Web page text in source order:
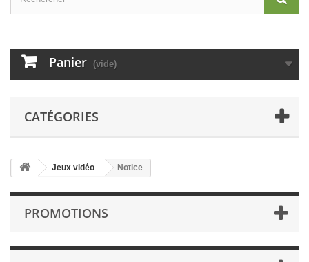
Panier (vide)
CATÉGORIES
Jeux vidéo Notice
PROMOTIONS